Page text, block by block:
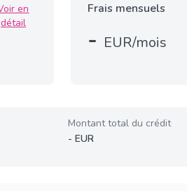
en
détail
Frais mensuels
- EUR/mois
Montant total du crédit
- EUR